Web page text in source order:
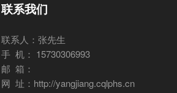
联系我们
联系人：张先生
手 机： 15730306993
邮 箱：
网 址：http://yangjiang.cqlphs.cn